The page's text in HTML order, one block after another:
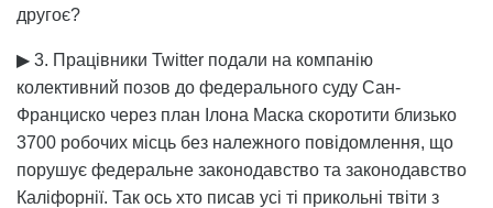
другоє?
▶ 3. Працівники Twitter подали на компанію
колективний позов до федерального суду Сан-
Франциско через план Ілона Маска скоротити близько
3700 робочих місць без належного повідомлення, що
порушує федеральне законодавство та законодавство
Каліфорнії. Так ось хто писав усі ті прикольні твіти з